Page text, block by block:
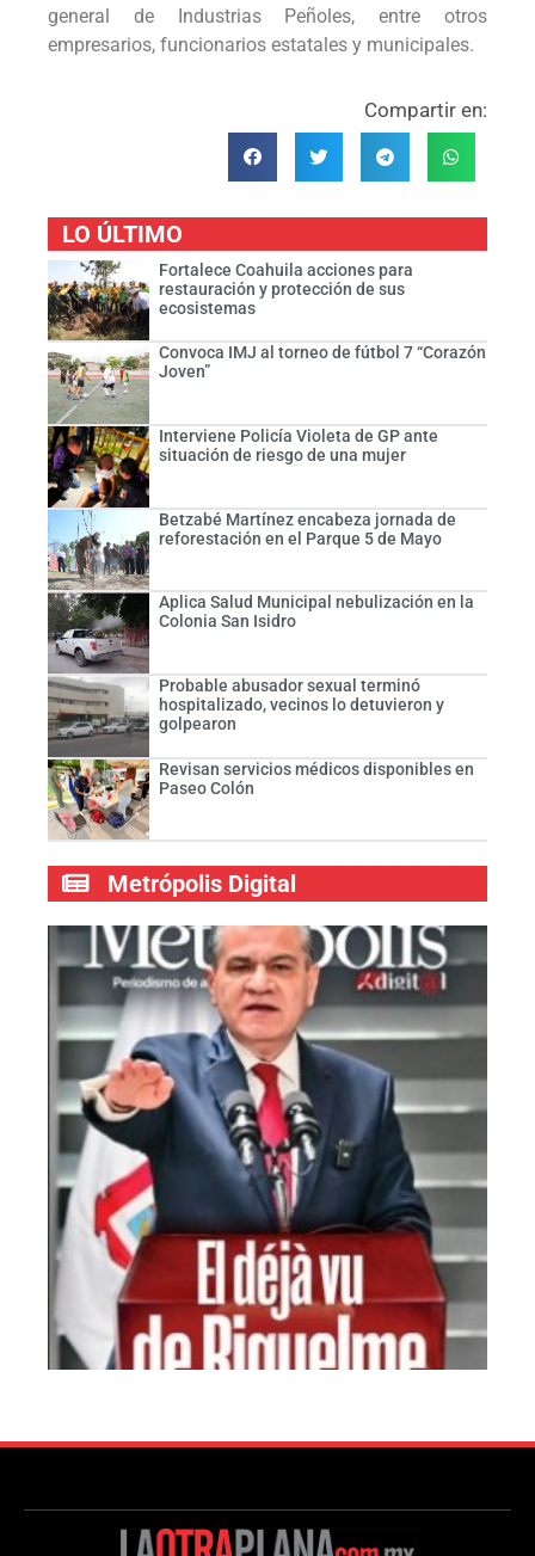
general de Industrias Peñoles, entre otros
empresarios, funcionarios estatales y municipales.
Compartir en:
LO ÚLTIMO
Fortalece Coahuila acciones para
restauración y protección de sus
ecosistemas
Convoca IMJ al torneo de fútbol 7 “Corazón
Joven”
Interviene Policía Violeta de GP ante
situación de riesgo de una mujer
Betzabé Martínez encabeza jornada de
reforestación en el Parque 5 de Mayo
Aplica Salud Municipal nebulización en la
Colonia San Isidro
Probable abusador sexual terminó
hospitalizado, vecinos lo detuvieron y
golpearon
Revisan servicios médicos disponibles en
Paseo Colón
Metrópolis Digital